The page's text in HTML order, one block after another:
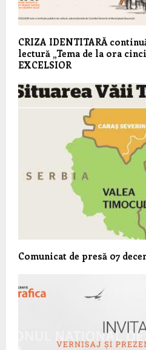
CRIZA IDENTITARĂ
lectură „Tema de la ora
EXCELSIOR
Comunicat de presă 07